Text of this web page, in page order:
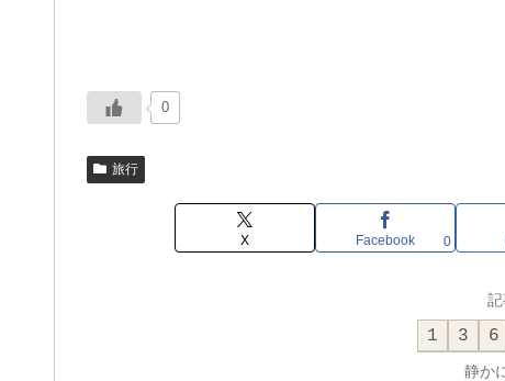
0
旅行
X Facebook 0
1 3 6
静か